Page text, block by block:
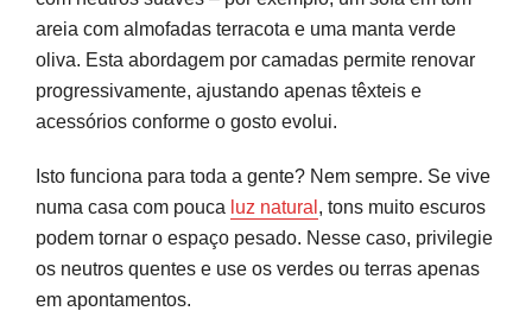
areia com almofadas terracota e uma manta verde
oliva. Esta abordagem por camadas permite renovar
progressivamente, ajustando apenas têxteis e
acessórios conforme o gosto evolui.
Isto funciona para toda a gente? Nem sempre. Se vive
numa casa com pouca luz natural , tons muito escuros
podem tornar o espaço pesado. Nesse caso, privilegie
os neutros quentes e use os verdes ou terras apenas
em apontamentos.